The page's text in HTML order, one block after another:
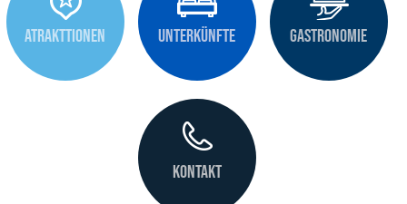
ATRAKTTIONEN UNTERKÜNFTE GASTRONOMIE
KONTAKT